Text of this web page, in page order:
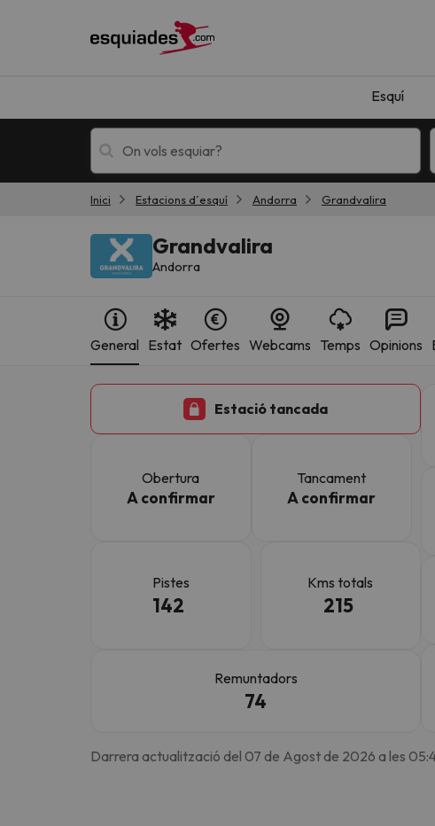
Esquí
Inici Estacions d´esquí Andorra Grandvalira
Grandvalira
Andorra
General Estat Ofertes Webcams Temps Opinions
Estació tancada
Obertura
A confirmar
Tancament
A confirmar
Pistes
142
Kms totals
215
Remuntadors
74
Darrera actualització del 07 de Agost de 2026 a les